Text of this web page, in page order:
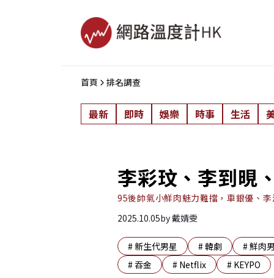
首頁 排名調查
最新 即時 娛樂 時事 生活
李彩玟、李到晛
95後帥氣小鮮肉魅力難擋，車銀優、
2025.10.05by戴婧雯
#新生代男星 #韓劇 #鮮肉
# 吞金 # Netflix # KEYPO